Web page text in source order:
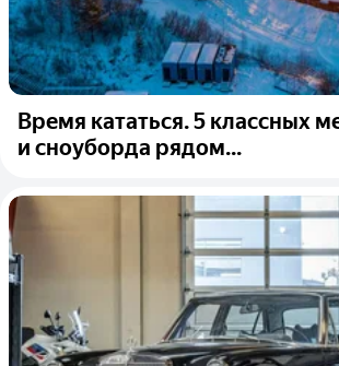
Время кататься. 5 классных
и сноуборда рядом...